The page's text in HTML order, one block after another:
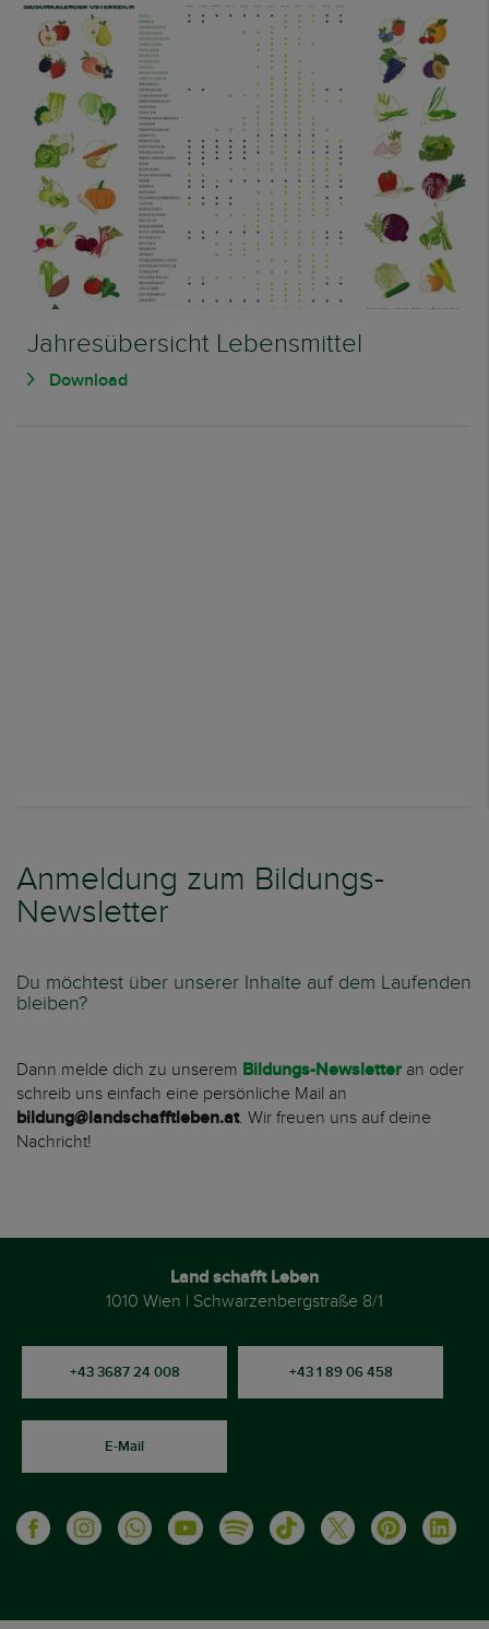
Jahresübersicht Lebensmittel
Download
Anmeldung zum Bildungs-
Newsletter
Du möchtest über unserer Inhalte auf dem Laufenden
bleiben?
Dann melde dich zu unserem Bildungs-Newsletter an oder
schreib uns einfach eine persönliche Mail an
bildung@landschafftleben.at. Wir freuen uns auf deine
Nachricht!
Land schafft Leben
1010 Wien | Schwarzenbergstraße 8/1
+43 3687 24 008 +43 1 89 06 458
E-Mail